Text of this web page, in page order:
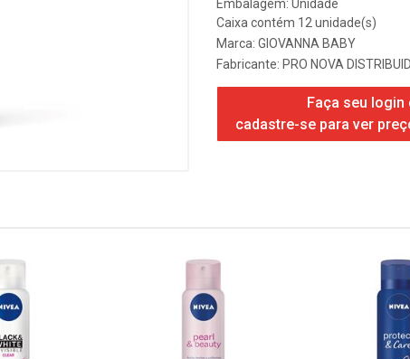
Embalagem: Unidade
Caixa contém 12 unidade(s)
Marca: GIOVANNA BABY
Fabricante: PRO NOVA
Faça seu login
cadastre-se para ver